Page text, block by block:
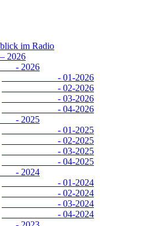
im Radio
2026
- 01-2026
- 02-2026
- 03-2026
- 04-2026
- 01-2025
- 02-2025
- 03-2025
- 04-2025
- 01-2024
- 02-2024
- 03-2024
- 04-2024